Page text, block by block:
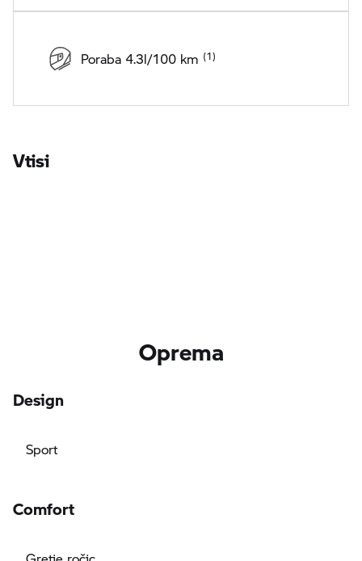
Poraba 4.3l/100 km
Vtisi
Oprema
Design
Sport
Comfort